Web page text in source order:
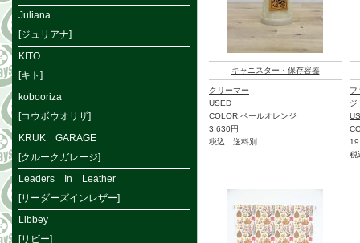
キャニスター・保存容器
クリーマー
USED
COLOR:ペールオレンジ
3,630円
税込 送料別
ジ
税
Juliana
[ジュリアナ]
KITO
[キト]
kobooriza
[コウボウオリザ]
KRUK GARAGE
[クルークガレージ]
Leaders In Leather
[リーダーズインレザー]
Libbey
[リビー]